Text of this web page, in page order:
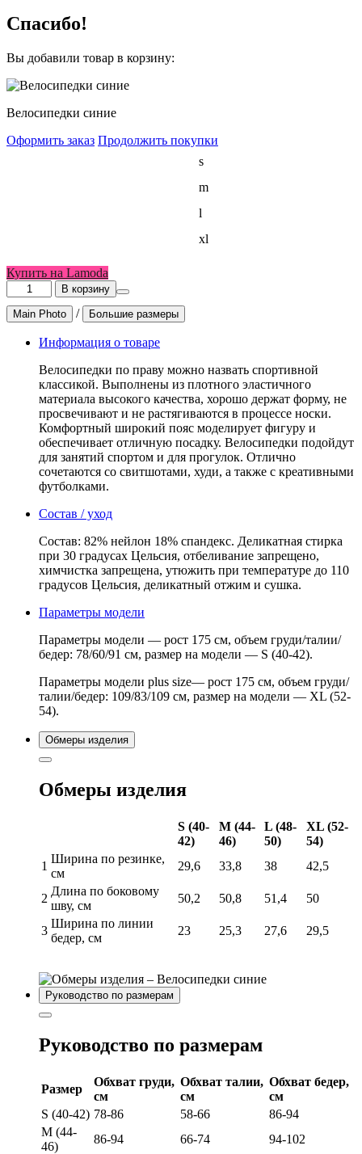
Спасибо!
Вы добавили товар в корзину:
Велосипедки синие
Оформить заказ Продолжить покупки
s
m
l
xl
Купить на Lamoda
Количество
товара
Велосипедки
В корзину
Main Photo / Большие размеры
Информация о товаре
Велосипедки по праву можно назвать спортивной
классикой. Выполнены из плотного эластичного
материала высокого качества, хорошо держат форму, не
просвечивают и не растягиваются в процессе носки.
Комфортный широкий пояс моделирует фигуру и
обеспечивает отличную посадку. Велосипедки подойдут
для занятий спортом и для прогулок. Отлично
сочетаются со свитшотами, худи, а также с креативными
футболками.
Состав / уход
Состав: 82% нейлон 18% спандекс. Деликатная стирка
при 30 градусах Цельсия, отбеливание запрещено,
химчистка запрещена, утюжить при температуре до 110
градусов Цельсия, деликатный отжим и сушка.
Параметры модели
Параметры модели — рост 175 см, объем груди/талии/
бедер: 78/60/91 см, размер на модели — S (40-42).
Параметры модели plus size— рост 175 см, объем груди/
талии/бедер: 109/83/109 см, размер на модели — XL (52-
54).
Обмеры изделия
Обмеры изделия
S (40-
42)
M (44-
46)
L (48-
50)
XL (52-
54)
1
Ширина по резинке,
см
29,6 33,8 38 42,5
2
Длина по боковому
шву, см
50,2 50,8 51,4 50
3
Ширина по линии
бедер, см
23 25,3 27,6 29,5
Руководство по размерам
Руководство по размерам
Размер
Обхват груди,
см
Обхват талии,
см
Обхват бедер,
см
S (40-42) 78-86 58-66
86-94
M (44-
46)
86-94 66-74
94-102